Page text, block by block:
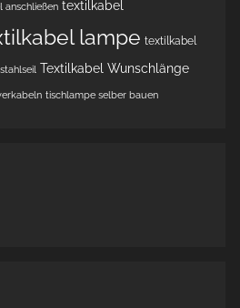
anschließen textilkabel
lampe textilkabel
Textilkabel Wunschlänge
tischlampe selber bauen